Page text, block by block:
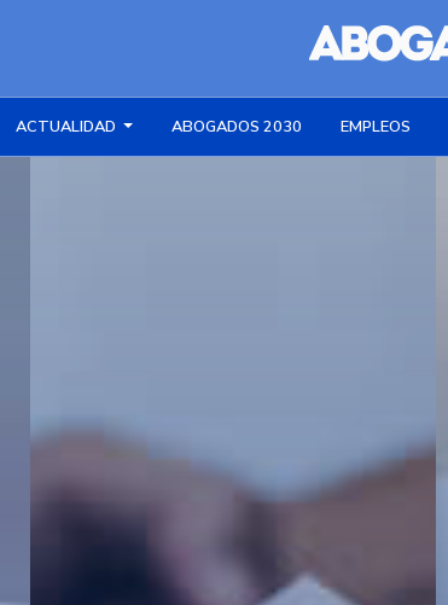
ACTUALIDAD ABOGADOS 2030 EMPLEOS